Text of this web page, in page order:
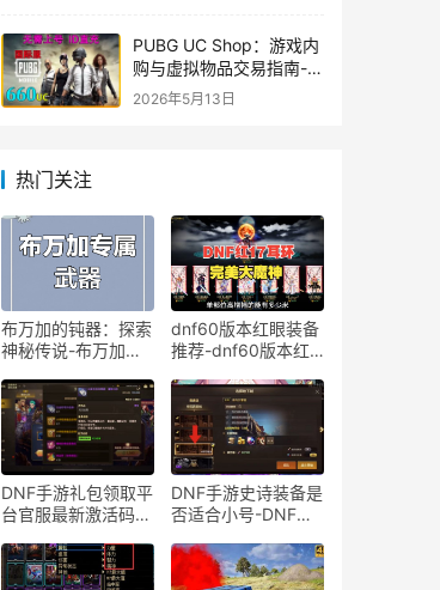
PUBG UC Shop：游戏内
购与虚拟物品交易指南-
PUBG UC Shop如何购买
2026年5月13日
热门关注
布万加的钝器：探索
神秘传说-布万加的
dnf60版本红眼装备
推荐-dnf60版本红
搭配
DNF手游礼包领取平
台官服最新激活码-
礼包平台快速获取独
家奖励
DNF手游史诗装备是
否适合小号-DNF手
用的优势与劣势分析